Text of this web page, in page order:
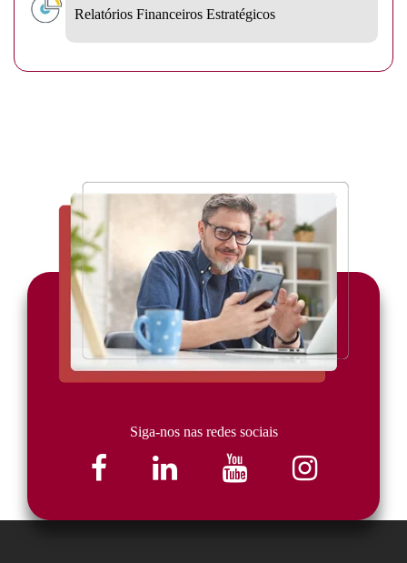
Relatórios Financeiros Estratégicos
Siga-nos nas redes sociais